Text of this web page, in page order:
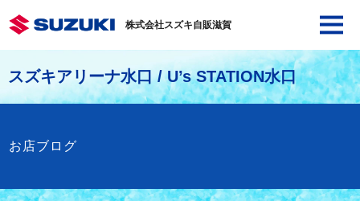
株式会社スズキ自販滋賀
スズキアリーナ水口 / U’s STATION水口
お店ブログ